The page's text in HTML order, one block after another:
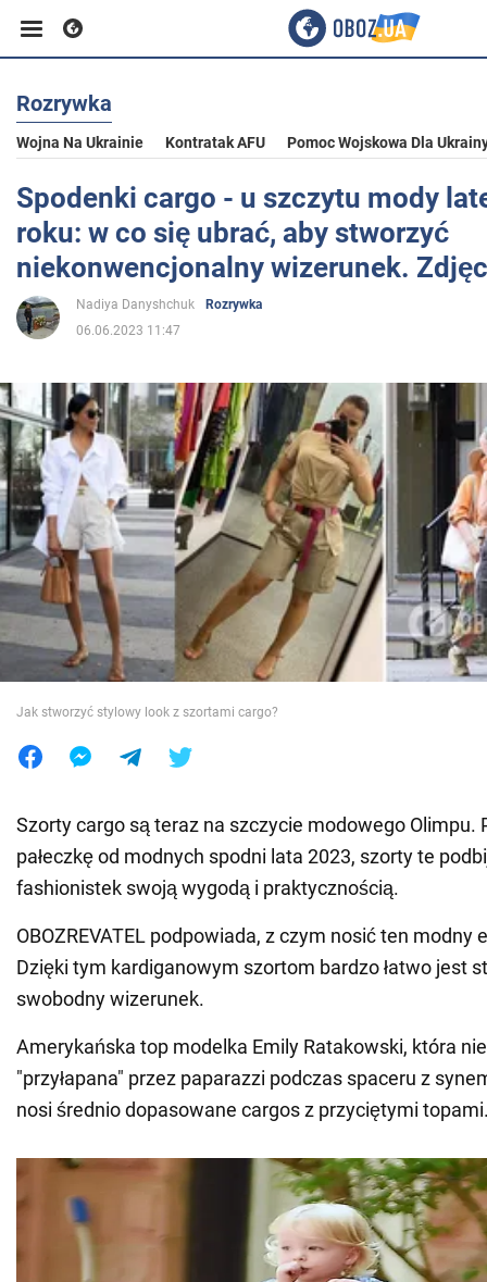
Biznes
Sport
Rozrywka
Życie
Polityka
Społeczeństwo
Wojna na Ukrainie
Świat
Jedzenie
Rozrywka
Wojna Na Ukrainie Kontratak AFU Pomoc Wojskowa Dla
Spodenki cargo - u szczytu mody
roku: w co się ubrać, aby stworzyć
niekonwencjonalny wizerunek.
Nadiya Danyshchuk
Rozrywka
06.06.2023 11:47
Jak stworzyć stylowy look z szortami cargo?
Szorty cargo są teraz na szczycie modowego Olimpu.
pałeczkę od modnych spodni lata 2023, szorty te
fashionistek swoją wygodą i praktycznością.
OBOZREVATEL podpowiada, z czym nosić ten modny
Dzięki tym kardiganowym szortom bardzo łatwo jest
swobodny wizerunek.
Amerykańska top modelka Emily Ratakowski, która
"przyłapana" przez paparazzi podczas spaceru z
nosi średnio dopasowane cargos z przyciętymi